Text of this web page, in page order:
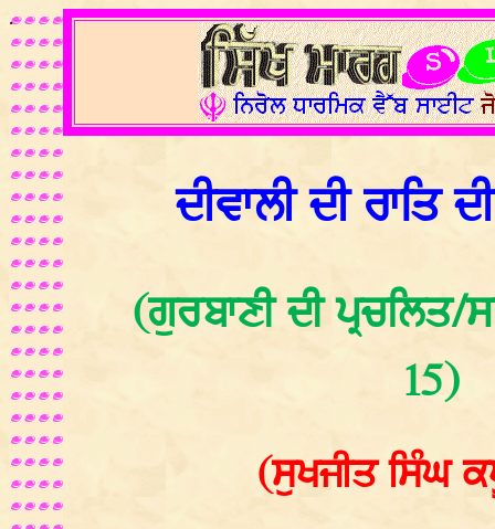
.
ਦੀਵਾਲੀ ਦੀ ਰਾਤਿ
(ਗੁਰਬਾਣੀ ਦੀ
15)
(ਸੁਖਜੀਤ ਸਿੰਘ